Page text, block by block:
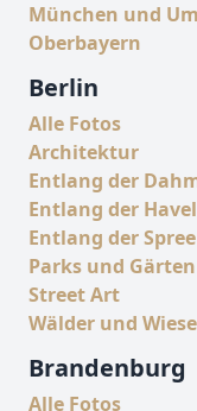
München und
Oberbayern
Berlin
Alle Fotos
Architektur
Entlang der
Entlang der Havel
Entlang der Spree
Parks und Gärten
Street Art
Wälder und
Brandenburg
Alle Fotos